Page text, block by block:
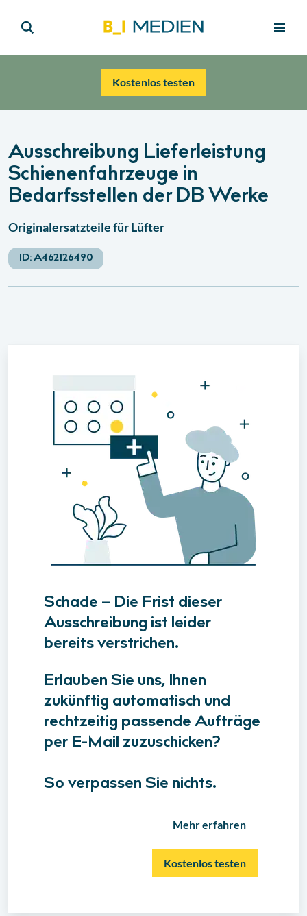
Kostenlos testen
Ausschreibung Lieferleistung
Schienenfahrzeuge in
Bedarfsstellen der DB Werke
Originalersatzteile für Lüfter
ID:A462126490
Schade – Die Frist dieser
Ausschreibung ist leider
bereits verstrichen.
Erlauben Sie uns, Ihnen
zukünftig automatisch und
rechtzeitig passende Aufträge
per E-Mail zuzuschicken?
So verpassen Sie nichts.
Mehr erfahren
Kostenlos testen